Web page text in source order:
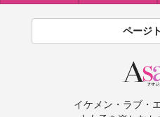
ページ
イケメン・ラブ・